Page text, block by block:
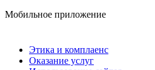
Мобильное приложение
Этика и комплаенс
Оказание услуг